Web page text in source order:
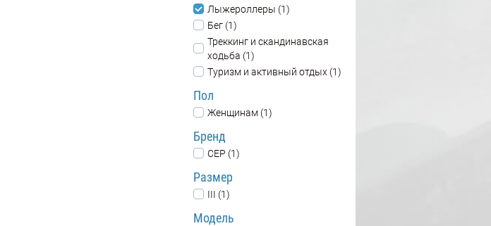
Лыжероллеры (1)
Бег (1)
Треккинг и скандинавская
ходьба (1)
Туризм и активный отдых (1)
Пол
Женщинам (1)
Бренд
CEP (1)
Размер
III (1)
Модель